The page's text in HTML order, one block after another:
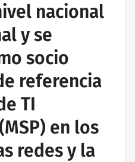
REDES INFORMÁTICAS
nacional
y se
socio
referencia
TI
en los
redes y la